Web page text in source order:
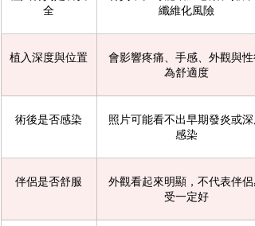
全
纖維化風險
植入深度與位置
會影響疼痛、手感、外觀與性
為舒適度
術後是否感染
照片可能看不出早期發炎或深
感染
伴侶是否舒服
外觀看起來明顯，不代表伴侶
受一定好